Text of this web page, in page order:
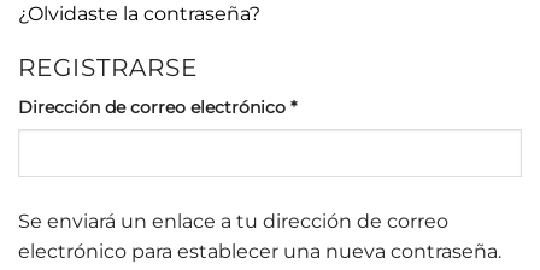
¿Olvidaste la contraseña?
REGISTRARSE
Dirección de correo electrónico *Obligatorio
Se enviará un enlace a tu dirección de correo
electrónico para establecer una nueva contraseña.